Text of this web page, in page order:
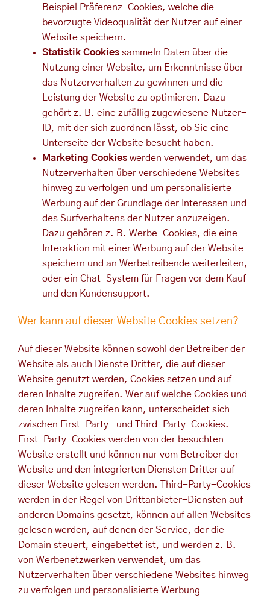
Beispiel Präferenz-Cookies, welche die
bevorzugte Videoqualität der Nutzer auf einer
Website speichern.
Statistik Cookies sammeln Daten über die
Nutzung einer Website, um Erkenntnisse über
das Nutzerverhalten zu gewinnen und die
Leistung der Website zu optimieren. Dazu
gehört z. B. eine zufällig zugewiesene Nutzer-
ID, mit der sich zuordnen lässt, ob Sie eine
Unterseite der Website besucht haben.
Marketing Cookies werden verwendet, um das
Nutzerverhalten über verschiedene Websites
hinweg zu verfolgen und um personalisierte
Werbung auf der Grundlage der Interessen und
des Surfverhaltens der Nutzer anzuzeigen.
Dazu gehören z. B. Werbe-Cookies, die eine
Interaktion mit einer Werbung auf der Website
speichern und an Werbetreibende weiterleiten,
oder ein Chat-System für Fragen vor dem Kauf
und den Kundensupport.
Wer kann auf dieser Website Cookies setzen?
Auf dieser Website können sowohl der Betreiber der
Website als auch Dienste Dritter, die auf dieser
Website genutzt werden, Cookies setzen und auf
deren Inhalte zugreifen. Wer auf welche Cookies und
deren Inhalte zugreifen kann, unterscheidet sich
zwischen First-Party- und Third-Party-Cookies.
First-Party-Cookies werden von der besuchten
Website erstellt und können nur vom Betreiber der
Website und den integrierten Diensten Dritter auf
dieser Website gelesen werden. Third-Party-Cookies
werden in der Regel von Drittanbieter-Diensten auf
anderen Domains gesetzt, können auf allen Websites
gelesen werden, auf denen der Service, der die
Domain steuert, eingebettet ist, und werden z. B.
von Werbenetzwerken verwendet, um das
Nutzerverhalten über verschiedene Websites hinweg
zu verfolgen und personalisierte Werbung